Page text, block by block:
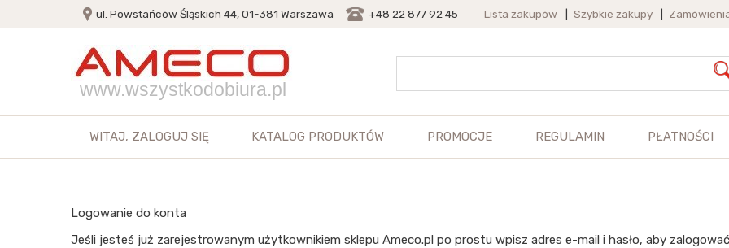
ul. Powstańców Śląskich 44, 01-381 Warszawa +48 22 877 92 45 Lista zakupów Szybkie zakupy
www.wszystkodobiura.pl
WITAJ, ZALOGUJ SIĘ KATALOG PRODUKTÓW PROMOCJE REGULAMIN PŁATNOŚCI
Logowanie do konta
Jeśli jesteś już zarejestrowanym użytkownikiem sklepu Ameco.pl po prostu wpisz adres e-mail i hasło, aby